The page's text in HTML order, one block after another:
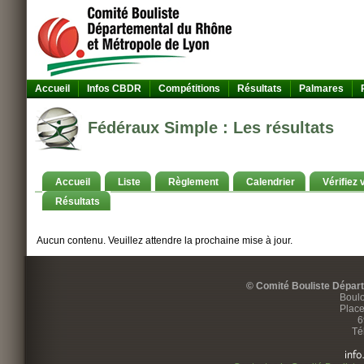
Accueil Infos CBDR Compétitions Résultats Palmares
Fédéraux Simple : Les résultats
Accueil Liste Règlement Calendrier
Vérifiez
Résultats
Aucun contenu. Veuillez attendre la prochaine mise à jour.
© Comité Bouliste